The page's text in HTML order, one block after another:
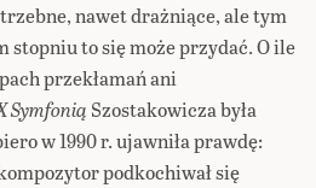
nawet drażniące, ale tym
stopniu to się może przydać. O ile
przekłamań ani
Symfonią Szostakowicza była
w 1990 r. ujawniła prawdę:
podkochiwał się